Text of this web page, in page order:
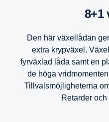
Den här växellådan
extra krypväxel.
fyrväxlad låda samt en
de höga
Tillvalsmöjligheterna
Retarder